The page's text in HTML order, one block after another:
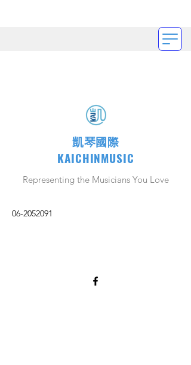
凱琴國際
KAICHINMUSIC
Representing the Musicians You Love
06-2052091